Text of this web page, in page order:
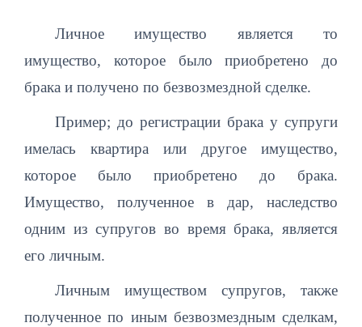
Личное имущество является то
имущество, которое было приобретено до
брака и получено по безвозмездной сделке.
Пример; до регистрации брака у супруги
имелась квартира или другое имущество,
которое было приобретено до брака.
Имущество, полученное в дар, наследство
одним из супругов во время брака, является
его личным.
Личным имуществом супругов, также
полученное по иным безвозмездным сделкам,